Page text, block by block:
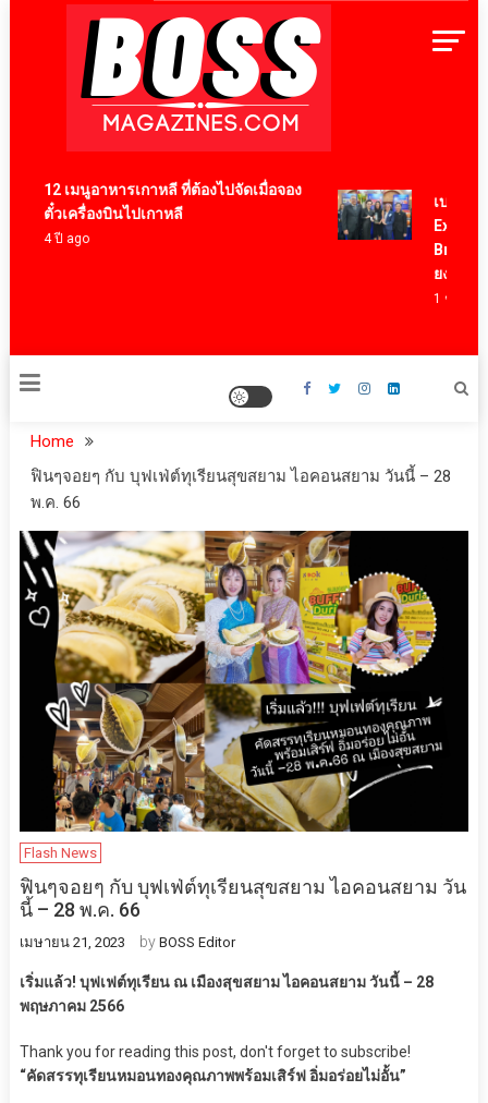
BossMagazinesThailand
12 เมนูอาหารเกาหลี ที่ต้องไปจัดเมื่อจอง
ตั๋วเครื่องบินไปเกาหลี
4 ปี ago
เบอร์แทร
Export
Brand ต
ยงเพียวใ
1 ชั่วโมง ago
Home
ฟินๆจอยๆ​ กับ​ บุฟเฟ่ต์ทุเรียนสุขสยาม​ ไอคอนสยาม วันนี้ – 28
พ.ค. 66
Flash News
ฟินๆจอยๆ​ กับ​ บุฟเฟ่ต์ทุเรียนสุขสยาม​ ไอคอนสยาม วัน
นี้ – 28 พ.ค. 66
เมษายน 21, 2023 by BOSS Editor
เริ่มแล้ว! บุฟเฟต์ทุเรียน​ ​ณ เมืองสุขสยาม ไอคอนสยาม วันนี้ – 28
พฤษภาคม 2566
Thank you for reading this post, don't forget to subscribe!
“คัดสรรทุเรียนหมอนทองคุณภาพพร้อมเสิร์ฟ อิ่มอร่อยไม่อั้น”